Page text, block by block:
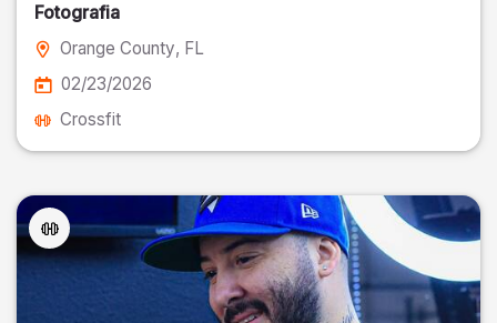
Fotografia
Orange County, FL
02/23/2026
Crossfit